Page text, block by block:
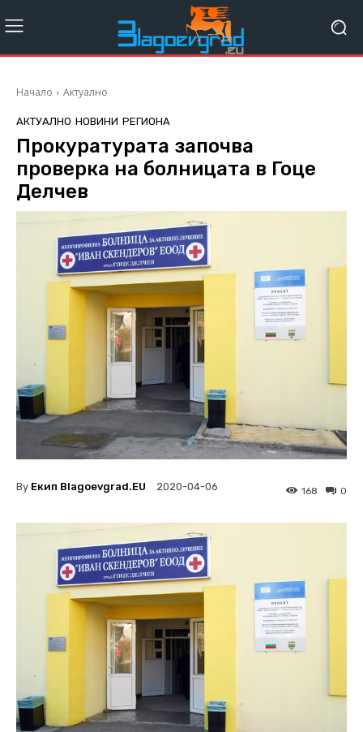
Начало Актуално
АКТУАЛНО НОВИНИ РЕГИОНА
Прокуратурата започва
проверка на болницата в Гоце
Делчев
By Екип Blagoevgrad.EU 2020-04-06 0
168